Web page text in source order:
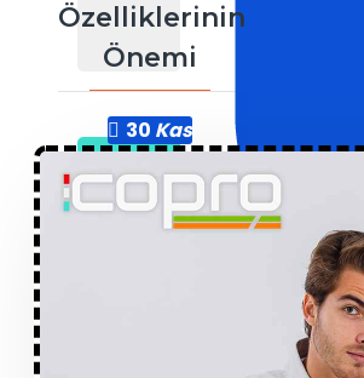
Özelliklerinin
Önemi
30 Kas